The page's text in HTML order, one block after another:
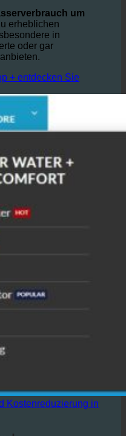
um
erheblichen
in
oder gar
+ entdecken Sie
Kostenreduzierung in